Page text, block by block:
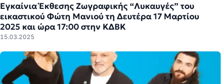
Εγκαίνια Έκθεσης Ζωγραφικής “Λυκαυγές” του
εικαστικού Φώτη Μανιού τη Δευτέρα 17 Μαρτίου
2025 και ώρα 17:00 στην ΚΔΒΚ
15.03.2025